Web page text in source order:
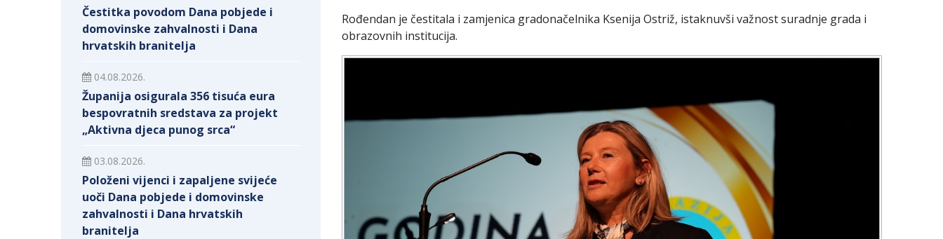
Čestitka povodom Dana pobjede i
domovinske zahvalnosti i Dana
hrvatskih branitelja
04.08.2026.
Županija osigurala 356 tisuća eura
bespovratnih sredstava za projekt
„Aktivna djeca punog srca“
03.08.2026.
Položeni vijenci i zapaljene svijeće
uoči Dana pobjede i domovinske
zahvalnosti i Dana hrvatskih
branitelja
Rođendan je čestitala i zamjenica gradonačelnika Ksenija Ostriž, istaknuvši važnost suradnje grada i
obrazovnih institucija.